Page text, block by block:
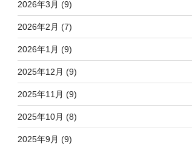
2026年3月 (9)
2026年2月 (7)
2026年1月 (9)
2025年12月 (9)
2025年11月 (9)
2025年10月 (8)
2025年9月 (9)